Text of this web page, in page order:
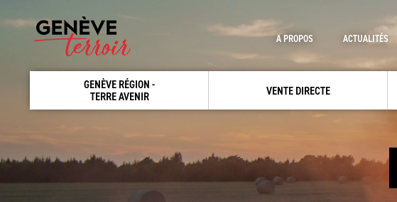
GENÈVE RÉGION -
TERRE AVENIR
VENTE DIRECTE
A PROPOS ACTUALITÉS